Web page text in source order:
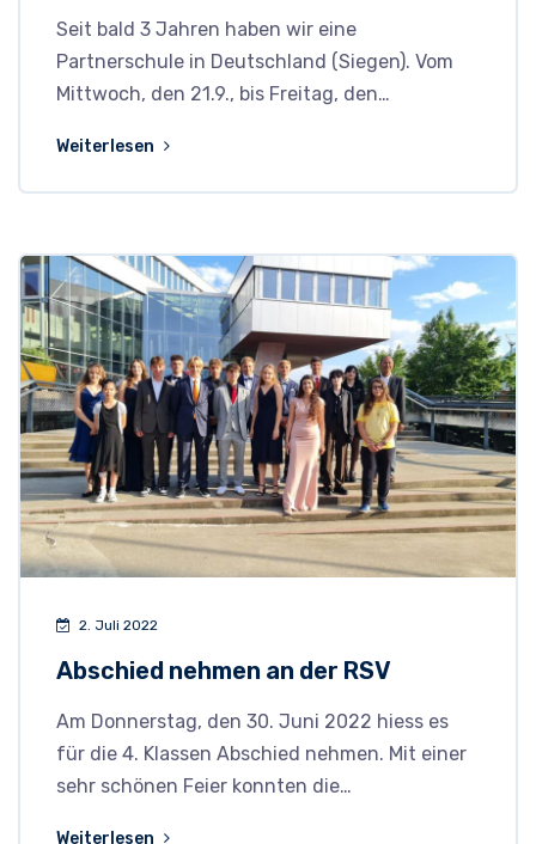
Seit bald 3 Jahren haben wir eine
Partnerschule in Deutschland (Siegen). Vom
Mittwoch, den 21.9., bis Freitag, den…
Weiterlesen
2. Juli 2022
Abschied nehmen an der RSV
Am Donnerstag, den 30. Juni 2022 hiess es
für die 4. Klassen Abschied nehmen. Mit einer
sehr schönen Feier konnten die…
Weiterlesen